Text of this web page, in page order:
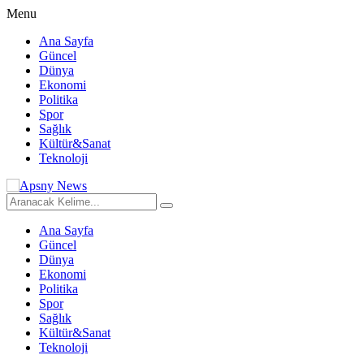
Menu
Ana Sayfa
Güncel
Dünya
Ekonomi
Politika
Spor
Sağlık
Kültür&Sanat
Teknoloji
Ana Sayfa
Güncel
Dünya
Ekonomi
Politika
Spor
Sağlık
Kültür&Sanat
Teknoloji